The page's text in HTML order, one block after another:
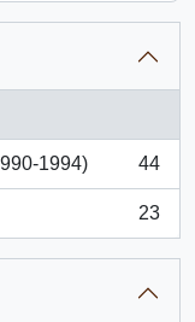
1994) 44
23